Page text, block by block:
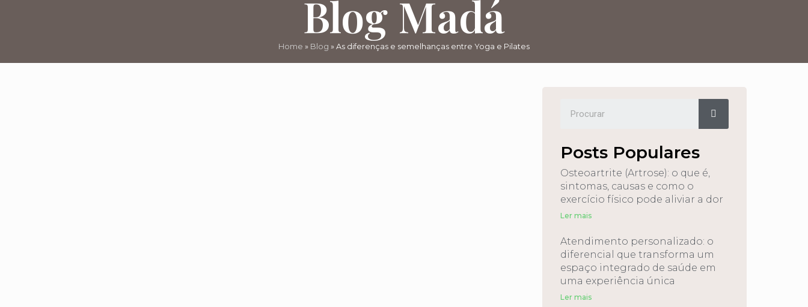
Blog Madá
Home » Blog » As diferenças e semelhanças entre Yoga e Pilates
Posts Populares
Osteoartrite (Artrose): o que é,
sintomas, causas e como o
exercício físico pode aliviar a dor
Ler mais
Atendimento personalizado: o
diferencial que transforma um
espaço integrado de saúde em
uma experiência única
Ler mais